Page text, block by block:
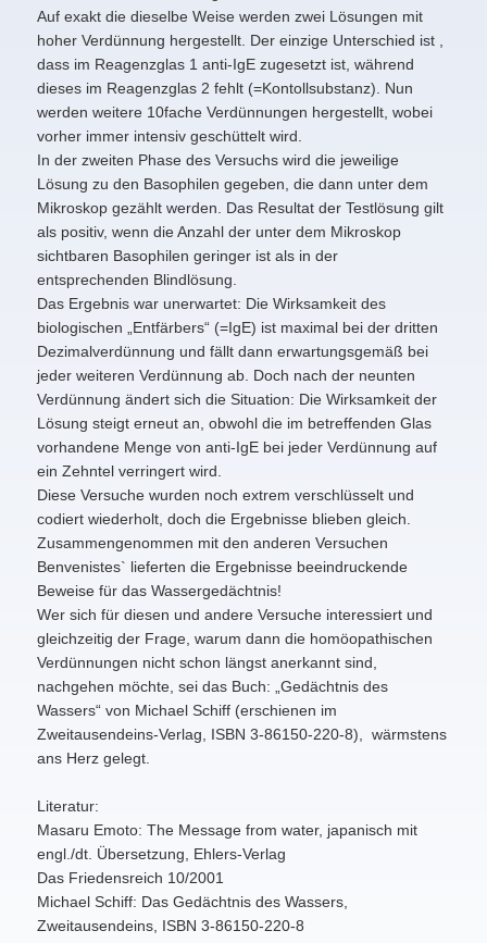
Auf exakt die dieselbe Weise werden zwei Lösungen mit
hoher Verdünnung hergestellt. Der einzige Unterschied ist ,
dass im Reagenzglas 1 anti-IgE zugesetzt ist, während
dieses im Reagenzglas 2 fehlt (=Kontollsubstanz). Nun
werden weitere 10fache Verdünnungen hergestellt, wobei
vorher immer intensiv geschüttelt wird.
In der zweiten Phase des Versuchs wird die jeweilige
Lösung zu den Basophilen gegeben, die dann unter dem
Mikroskop gezählt werden. Das Resultat der Testlösung gilt
als positiv, wenn die Anzahl der unter dem Mikroskop
sichtbaren Basophilen geringer ist als in der
entsprechenden Blindlösung.
Das Ergebnis war unerwartet: Die Wirksamkeit des
biologischen „Entfärbers“ (=IgE) ist maximal bei der dritten
Dezimalverdünnung und fällt dann erwartungsgemäß bei
jeder weiteren Verdünnung ab. Doch nach der neunten
Verdünnung ändert sich die Situation: Die Wirksamkeit der
Lösung steigt erneut an, obwohl die im betreffenden Glas
vorhandene Menge von anti-IgE bei jeder Verdünnung auf
ein Zehntel verringert wird.
Diese Versuche wurden noch extrem verschlüsselt und
codiert wiederholt, doch die Ergebnisse blieben gleich.
Zusammengenommen mit den anderen Versuchen
Benvenistes` lieferten die Ergebnisse beeindruckende
Beweise für das Wassergedächtnis!
Wer sich für diesen und andere Versuche interessiert und
gleichzeitig der Frage, warum dann die homöopathischen
Verdünnungen nicht schon längst anerkannt sind,
nachgehen möchte, sei das Buch: „Gedächtnis des
Wassers“ von Michael Schiff (erschienen im
Zweitausendeins-Verlag, ISBN 3-86150-220-8), wärmstens
ans Herz gelegt.
Literatur:
Masaru Emoto: The Message from water, japanisch mit
engl./dt. Übersetzung, Ehlers-Verlag
Das Friedensreich 10/2001
Michael Schiff: Das Gedächtnis des Wassers,
Zweitausendeins, ISBN 3-86150-220-8